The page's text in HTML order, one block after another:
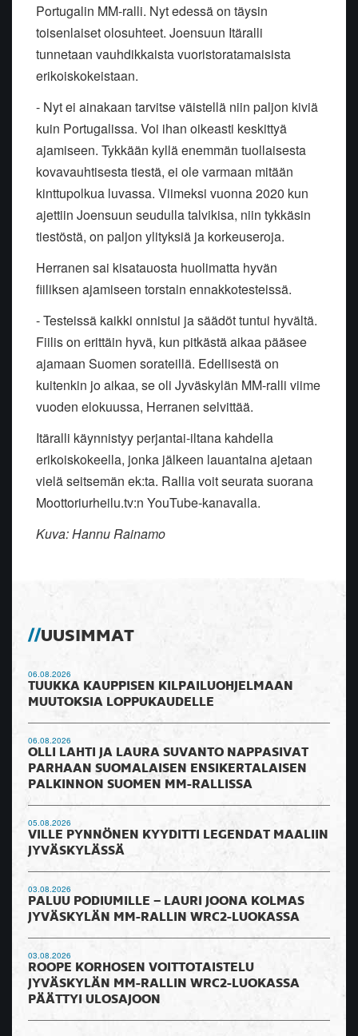
Portugalin MM-ralli. Nyt edessä on täysin
toisenlaiset olosuhteet. Joensuun Itäralli
tunnetaan vauhdikkaista vuoristoratamaisista
erikoiskokeistaan.
- Nyt ei ainakaan tarvitse väistellä niin paljon kiviä
kuin Portugalissa. Voi ihan oikeasti keskittyä
ajamiseen. Tykkään kyllä enemmän tuollaisesta
kovavauhtisesta tiestä, ei ole varmaan mitään
kinttupolkua luvassa. Viimeksi vuonna 2020 kun
ajettiin Joensuun seudulla talvikisa, niin tykkäsin
tiestöstä, on paljon ylityksiä ja korkeuseroja.
Herranen sai kisatauosta huolimatta hyvän
fiiliksen ajamiseen torstain ennakkotesteissä.
- Testeissä kaikki onnistui ja säädöt tuntui hyvältä.
Fiilis on erittäin hyvä, kun pitkästä aikaa pääsee
ajamaan Suomen sorateillä. Edellisestä on
kuitenkin jo aikaa, se oli Jyväskylän MM-ralli viime
vuoden elokuussa, Herranen selvittää.
Itäralli käynnistyy perjantai-iltana kahdella
erikoiskokeella, jonka jälkeen lauantaina ajetaan
vielä seitsemän ek:ta. Rallia voit seurata suorana
Moottoriurheilu.tv:n YouTube-kanavalla.
Kuva: Hannu Rainamo
UUSIMMAT
06.08.2026
TUUKKA KAUPPISEN KILPAILUOHJELMAAN
MUUTOKSIA LOPPUKAUDELLE
06.08.2026
OLLI LAHTI JA LAURA SUVANTO NAPPASIVAT
PARHAAN SUOMALAISEN ENSIKERTALAISEN
PALKINNON SUOMEN MM-RALLISSA
05.08.2026
VILLE PYNNÖNEN KYYDITTI LEGENDAT MAALIIN
JYVÄSKYLÄSSÄ
03.08.2026
PALUU PODIUMILLE – LAURI JOONA KOLMAS
JYVÄSKYLÄN MM-RALLIN WRC2-LUOKASSA
03.08.2026
ROOPE KORHOSEN VOITTOTAISTELU
JYVÄSKYLÄN MM-RALLIN WRC2-LUOKASSA
PÄÄTTYI ULOSAJOON